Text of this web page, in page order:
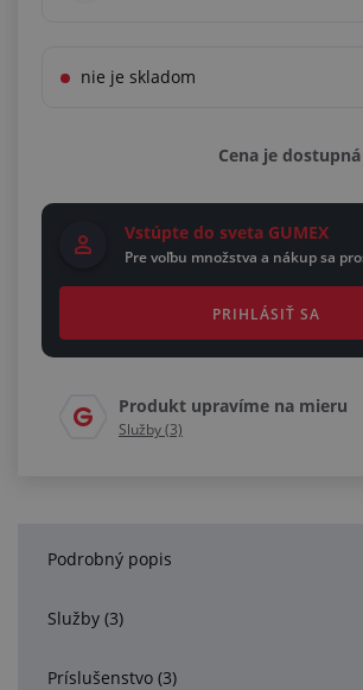
nie je skladom
Cena je
Vstúpte do sveta GUMEX
Pre voľbu množstva a nákup sa
PRIHLÁSIŤ SA
Produkt upravíme na mieru
Služby (3)
Podrobný popis
Služby (3)
Príslušenstvo (3)